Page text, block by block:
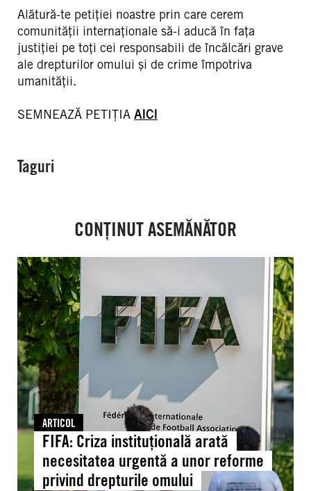
Alătură-te petiției noastre prin care cerem
comunității internaționale să-i aducă în fața
justiției pe toți cei responsabili de încălcări grave
ale drepturilor omului și de crime împotriva
umanității.
SEMNEAZĂ PETIȚIA AICI
Taguri
CONȚINUT ASEMĂNĂTOR
FIFA:
Criza
instituțională
arată
necesitatea
urgentă
a
unor
reforme
privind
drepturile
omului
ARTICOL
FIFA: Criza instituțională arată
necesitatea urgentă a unor reforme
privind drepturile omului